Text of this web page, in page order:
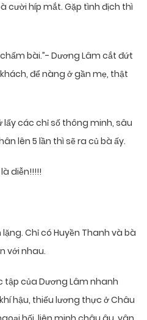
cười híp mắt. Gặp tình địch thì
bài.”- Dương Lâm cắt đứt
để nàng ở gần mẹ, thật
lấy các chỉ số thông minh, sâu
lên 5 lần thì sẽ ra củ bà ấy.
diễn!!!!!
Chỉ có Huyền Thanh và bà
với nhau.
tập của Dương Lâm nhanh
hậu, thiếu lương thực ở Châu